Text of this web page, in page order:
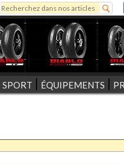
Formulaire de recherche
Rechercher
SPORT ÉQUIPEMENTS